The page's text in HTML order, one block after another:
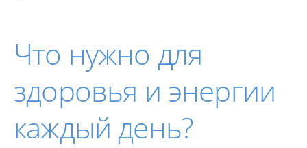
Что нужно для
здоровья и энергии
каждый день?